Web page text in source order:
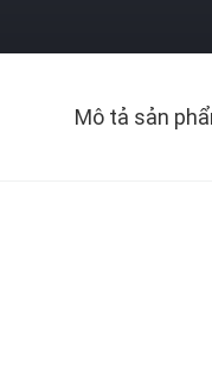
Mô tả sản